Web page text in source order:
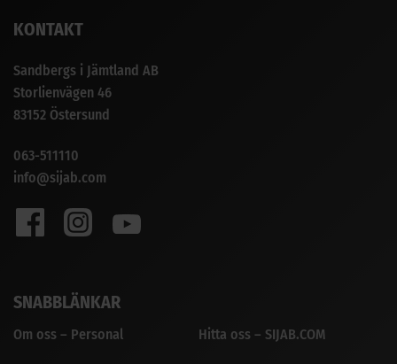
KONTAKT
Sandbergs i Jämtland AB
Storlienvägen 46
83152 Östersund
063-511110
info@sijab.com
SNABBLÄNKAR
Om oss – Personal Hitta oss – SIJAB.COM